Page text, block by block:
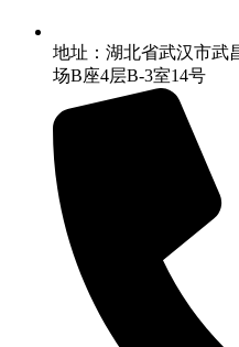
地址：湖北省武汉市武
场B座4层B-3室14号